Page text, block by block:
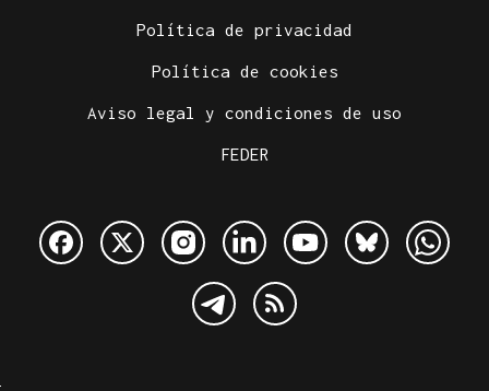
Política de privacidad
Política de cookies
Aviso legal y condiciones de uso
FEDER